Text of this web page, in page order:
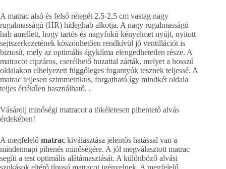
A matrac alsó és felső rétegét 2,5-2,5 cm vastag nagy
rugalmasságú (HR) hideghab alkotja. A nagy rugalmasságú
hab amellett, hogy tartós és nagyfokú kényelmet nyújt, nyitott
sejtszerkezetének köszönhetően rendkívül jó ventillációt is
biztosít, mely az optimális ágyklíma elengedhetetlen része. A
matracot cipzáros, cserélhető huzattal zárták, melyet a hosszú
oldalakon elhelyezett függőleges fogantyúk tesznek teljessé. A
matrac teljesen szimmetrikus, forgatható így mindkét oldala
teljes értékűen használható. .
Vásárolj minőségi matracot a tökéletesen pihentető alvás
érdekében!
A megfelelő matrac kiválasztása jelentős hatással van a
mindennapi pihenés minőségére. A jól megválasztott matrac
segíti a test optimális alátámasztását. A különböző alvási